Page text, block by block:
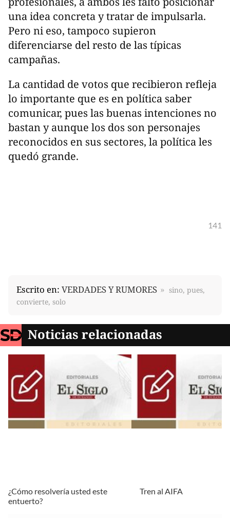
una idea concreta y tratar de impulsarla.
Pero ni eso, tampoco supieron
diferenciarse del resto de las típicas
campañas.
La cantidad de votos que recibieron refleja
lo importante que es en política saber
comunicar, pues las buenas intenciones no
bastan y aunque los dos son personajes
reconocidos en sus sectores, la política les
quedó grande.
141
Escrito en: VERDADES Y RUMORES
sino, pues,
convierte, solo
Noticias relacionadas
¿Cómo resolvería usted este
entuerto?
Tren al AIFA